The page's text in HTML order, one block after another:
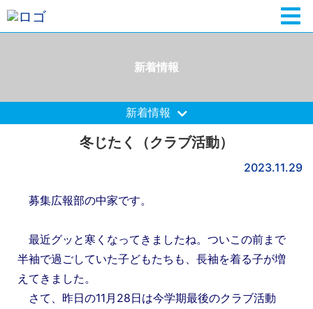
新着情報
新着情報
冬じたく（クラブ活動）
2023.11.29
募集広報部の中家です。
最近グッと寒くなってきましたね。ついこの前まで
半袖で過ごしていた子どもたちも、長袖を着る子が増
えてきました。
さて、昨日の11月28日は今学期最後のクラブ活動